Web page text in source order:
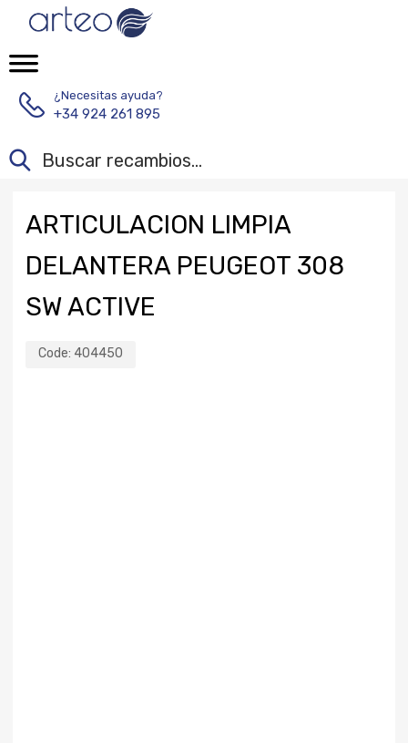
¿Necesitas ayuda?
+34 924 261 895
ARTICULACION LIMPIA
DELANTERA PEUGEOT 308
SW ACTIVE
Code: 404450